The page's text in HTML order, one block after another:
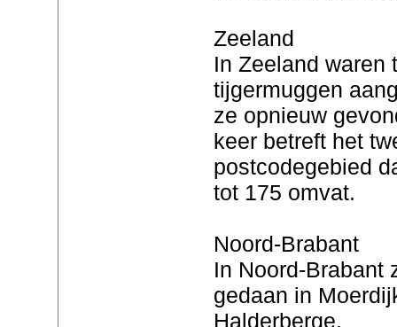
Zeeland
In Zeeland waren
tijgermuggen
ze opnieuw
keer betreft het
postcodegebied
tot 175 omvat.
Noord-Brabant
In Noord-Brabant
gedaan in
Halderberge.